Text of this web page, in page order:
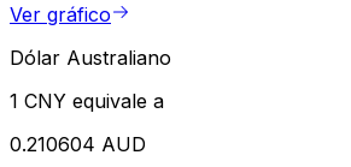
Ver gráfico
Dólar Australiano
1 CNY equivale a
0.210604 AUD